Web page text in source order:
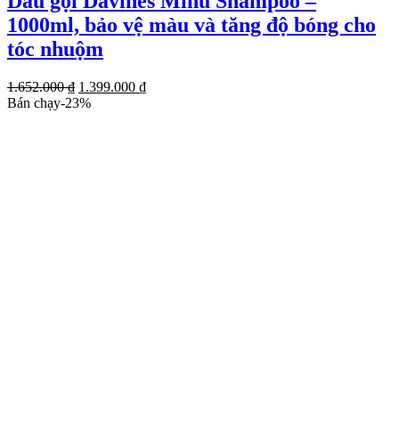
1000ml, bảo vệ màu và tăng độ bóng cho
tóc nhuộm
1.652.000₫ Giá
gốc
1.399.000 ₫Giá
Bán chạy-23%